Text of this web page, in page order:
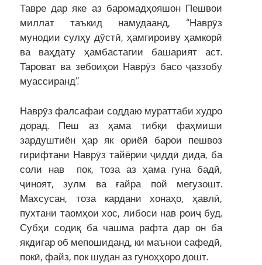
Тавре дар яке аз баромадҳояшон Пешвои
миллат таъкид намудаанд, “Наврӯз
мунодии сулҳу дӯстӣ, ҳамгироиву ҳамкорӣ
ва ваҳдату ҳамбастагии башарият аст.
Тароват ва зебоиҳои Наврӯз басо ҷаззобу
муассиранд”.
Наврӯз фалсафаи соддаю мураттаби худро
дорад. Пеш аз ҳама тибқи фаҳмиши
зардуштиён ҳар як ориёӣ барои пешвоз
гирифтани Наврӯз тайёрии ҷиддӣ дида, ба
соли нав пок, тоза аз ҳама гуна бадӣ,
ҷиноят, зулм ва ғайра пой мегузошт.
Махсусан, тоза кардани хонаҳо, ҳавлӣ,
пухтани таомҳои хос, либоси нав роиҷ буд.
Субҳи содиқ ба чашма рафта дар он ба
якдигар об мепошиданд, ки маънои сафедӣ,
покӣ, файз, пок шудан аз гуноҳҳоро дошт.